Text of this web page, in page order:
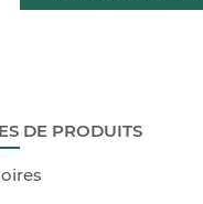
DE PRODUITS